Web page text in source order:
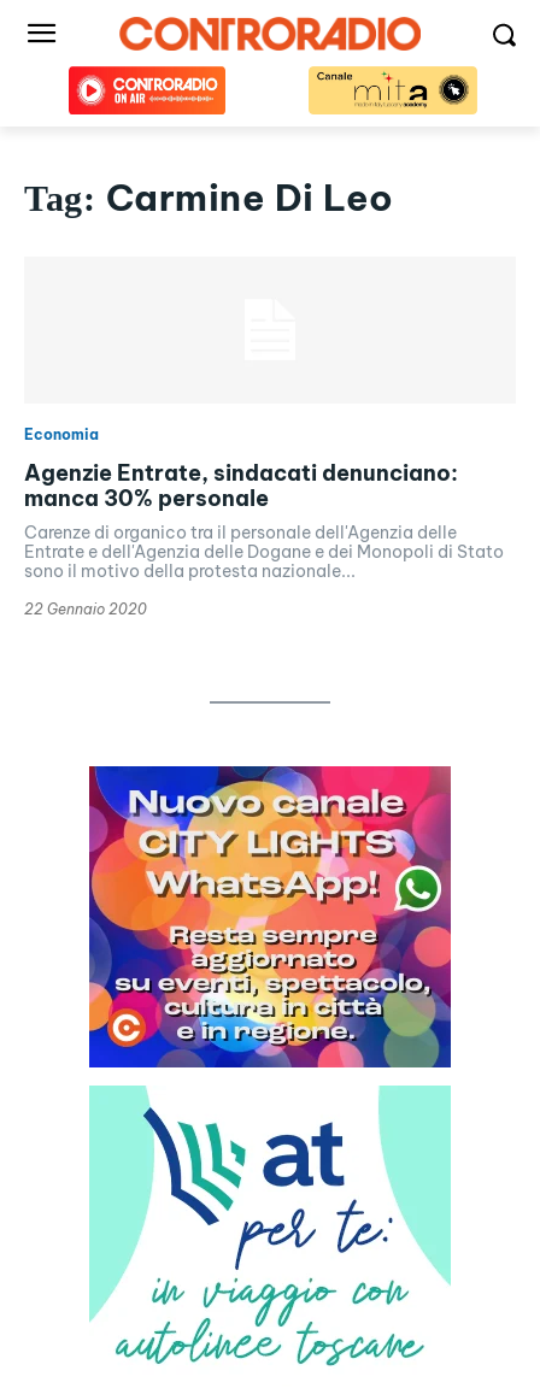
Tag: Carmine Di Leo
Economia
Agenzie Entrate, sindacati denunciano:
manca 30% personale
Carenze di organico tra il personale dell'Agenzia delle
Entrate e dell'Agenzia delle Dogane e dei Monopoli di Stato
sono il motivo della protesta nazionale...
22 Gennaio 2020